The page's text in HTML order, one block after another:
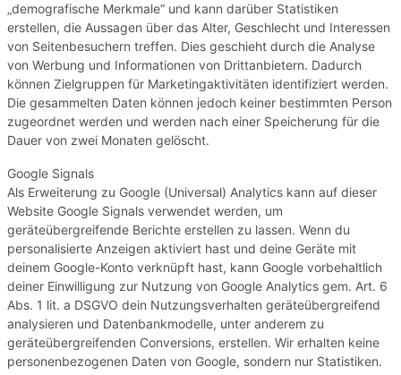
„demografische Merkmale“ und kann darüber Statistiken
erstellen, die Aussagen über das Alter, Geschlecht und Interessen
von Seitenbesuchern treffen. Dies geschieht durch die Analyse
von Werbung und Informationen von Drittanbietern. Dadurch
können Zielgruppen für Marketingaktivitäten identifiziert werden.
Die gesammelten Daten können jedoch keiner bestimmten Person
zugeordnet werden und werden nach einer Speicherung für die
Dauer von zwei Monaten gelöscht.
Google Signals
Als Erweiterung zu Google (Universal) Analytics kann auf dieser
Website Google Signals verwendet werden, um
geräteübergreifende Berichte erstellen zu lassen. Wenn du
personalisierte Anzeigen aktiviert hast und deine Geräte mit
deinem Google-Konto verknüpft hast, kann Google vorbehaltlich
deiner Einwilligung zur Nutzung von Google Analytics gem. Art. 6
Abs. 1 lit. a DSGVO dein Nutzungsverhalten geräteübergreifend
analysieren und Datenbankmodelle, unter anderem zu
geräteübergreifenden Conversions, erstellen. Wir erhalten keine
personenbezogenen Daten von Google, sondern nur Statistiken.